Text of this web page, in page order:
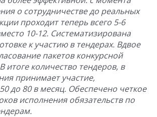
о сотрудничестве до реальных
проходит теперь всего 5-6
10-12. Систематизирована
к участию в тендерах. Вдвое
пакетов конкурсной
итоге количество тендеров, в
принимает участие,
до 80 в месяц. Обеспечено четкое
исполнения обязательств по